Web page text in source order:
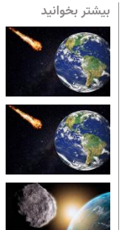
بیشتر بخوانید